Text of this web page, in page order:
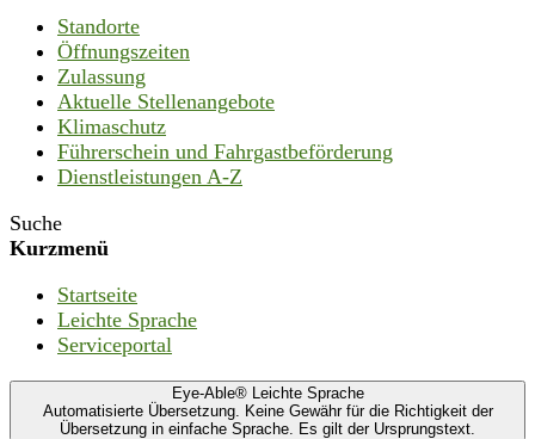
Standorte
Öffnungszeiten
Zulassung
Aktuelle Stellenangebote
Klimaschutz
Führerschein und Fahrgastbeförderung
Dienstleistungen A-Z
Suche
Kurzmenü
Startseite
Leichte Sprache
Serviceportal
Eye-Able® Leichte Sprache
Automatisierte Übersetzung. Keine Gewähr für die Richtigkeit der
Übersetzung in einfache Sprache. Es gilt der Ursprungstext.